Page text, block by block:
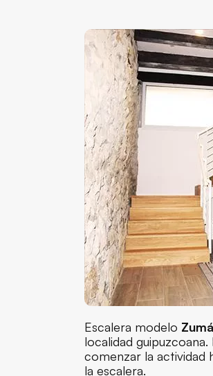
Escalera modelo
localidad
comenzar la actividad
la escalera.